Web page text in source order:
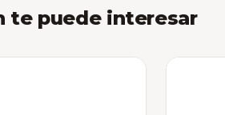
te puede interesar